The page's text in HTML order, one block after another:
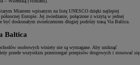
Miastem wpisanym na listę UNESCO dzięki najlepiej
Europie. Jej zwiedzanie, połączone z wizytą w jednej
być doskonałym zwieńczeniem długiej podróży trasą Via Baltica.
Baltica
osobowych winiety nie są wymagane. Aby uniknąć
przede wszystkim przestrzegać przepisów drogowych i stosować się